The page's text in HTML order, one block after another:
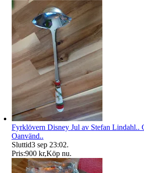
Fyrklövern Disney Jul av Stefan Lindahl..
Oanvänd..
Sluttid3 sep 23:02.
Pris:900 kr,Köp nu.